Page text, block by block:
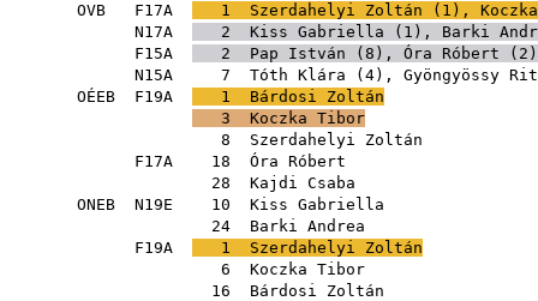
OVB F17A 1 Szerdahelyi Zoltán ( 1 ),
N17A
2 Kiss Gabriella ( 1 ), Barki
F15A
2 Pap István ( 8 ), Óra Róbert ( 2
N15A 7 Tóth Klára ( 4), Gyöngyössy
OÉEB F19A 1
Bárdosi Zoltán
3
Koczka Tibor
8
Szerdahelyi Zoltán
F17A 18
Óra Róbert
28
Kajdi Csaba
ONEB N19E 10
Kiss Gabriella
24
Barki Andrea
F19A
1
Szerdahelyi Zoltán
6
Koczka Tibor
16
Bárdosi Zoltán